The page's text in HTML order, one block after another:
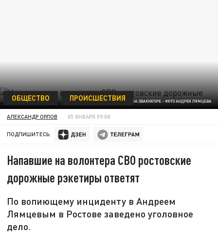
МАШИНА ВОЛОНТЕРА НА ЭВАКУАТОРЕ - ФОТО АНДРЕЯ ЛЯМЦЕВА
ОБЩЕСТВО ПРОИСШЕСТВИЯ
АЛЕКСАНДР ОРЛОВ 05 ЯНВАРЯ 09:08
ПОДПИШИТЕСЬ:
Напавшие на волонтера СВО ростовские
дорожные рэкетиры ответят
По вопиющему инциденту в Андреем
Лямцевым в Ростове заведено уголовное
дело.